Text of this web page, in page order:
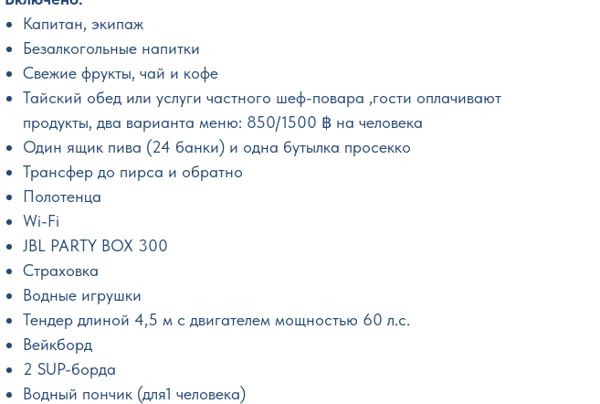
Капитан, экипаж
Безалкогольные напитки
Свежие фрукты, чай и кофе
Тайский обед или услуги частного шеф-повара ,гости оплачивают
продукты, два варианта меню: 850/1500 ฿ на человека
Один ящик пива (24 банки) и одна бутылка просекко
Трансфер до пирса и обратно
Полотенца
Wi-Fi
JBL PARTY BOX 300
Страховка
Водные игрушки
Тендер длиной 4,5 м с двигателем мощностью 60 л.с.
Вейкборд
2 SUP-борда
Водный пончик (для1 человека)